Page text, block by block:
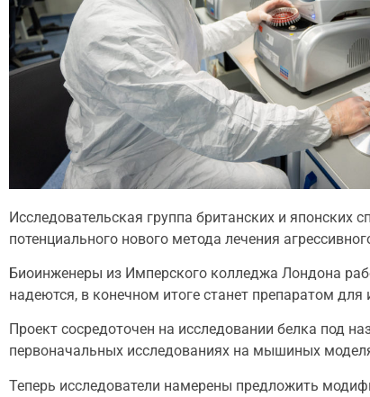
Исследовательская группа британских и японских
потенциального нового метода лечения
Биоинженеры из Имперского колледжа Лондона
надеются, в конечном итоге станет препаратом
Проект сосредоточен на исследовании белка под
первоначальных исследованиях на мышиных
Теперь исследователи намерены предложить